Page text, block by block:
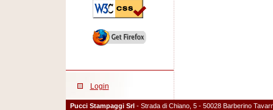
Login
Pucci Stampaggi Srl- Strada di Chiano, 5 - 50028 Barberino